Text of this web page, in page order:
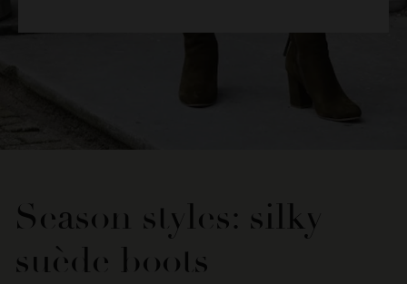
Season styles: silky
suède boots